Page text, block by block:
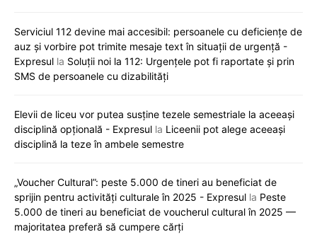
Serviciul 112 devine mai accesibil: persoanele cu deficiențe de
auz și vorbire pot trimite mesaje text în situații de urgență -
Expresul la Soluții noi la 112: Urgențele pot fi raportate și prin
SMS de persoanele cu dizabilități
Elevii de liceu vor putea susține tezele semestriale la aceeași
disciplină opțională - Expresul la Liceenii pot alege aceeași
disciplină la teze în ambele semestre
„Voucher Cultural”: peste 5.000 de tineri au beneficiat de
sprijin pentru activități culturale în 2025 - Expresul la Peste
5.000 de tineri au beneficiat de voucherul cultural în 2025 —
majoritatea preferă să cumpere cărți